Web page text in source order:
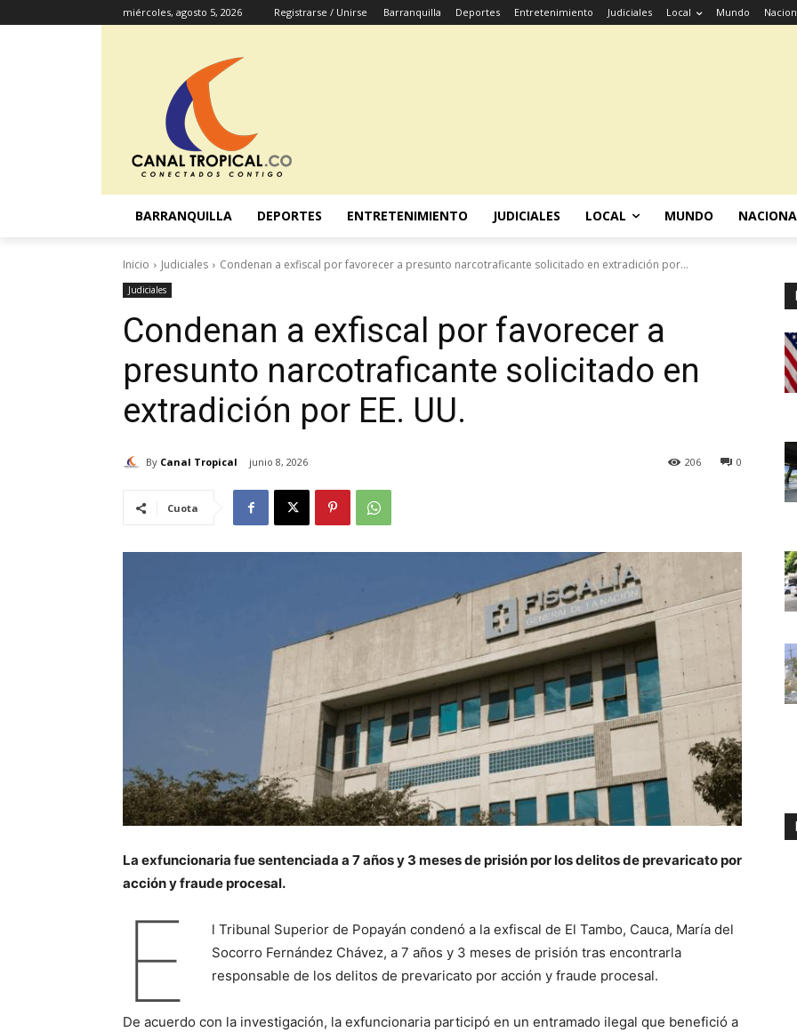
miércoles, agosto 5, 2026 Registrarse / Unirse Barranquilla Deportes Entretenimiento Judiciales Local Mundo
BARRANQUILLA DEPORTES ENTRETENIMIENTO JUDICIALES LOCAL MUNDO
Inicio Judiciales Condenan a exfiscal por favorecer a presunto narcotraficante solicitado en extradición por...
Judiciales
Condenan a exfiscal por favorecer a
presunto narcotraficante solicitado en
extradición por EE. UU.
By Canal Tropical junio 8, 2026 0
206
Cuota
La exfuncionaria fue sentenciada a 7 años y 3 meses de prisión por los delitos de prevaricato por
acción y fraude procesal.
E
l Tribunal Superior de Popayán condenó a la exfiscal de El Tambo, Cauca, María del
Socorro Fernández Chávez, a 7 años y 3 meses de prisión tras encontrarla
responsable de los delitos de prevaricato por acción y fraude procesal.
De acuerdo con la investigación, la exfuncionaria participó en un entramado ilegal que benefició a